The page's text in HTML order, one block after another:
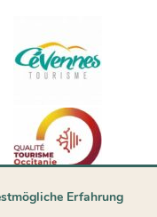
Erfahrung